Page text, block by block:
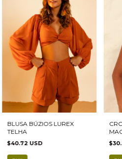
BLUSA BÚZIOS LUREX
TELHA
$40.72 USD